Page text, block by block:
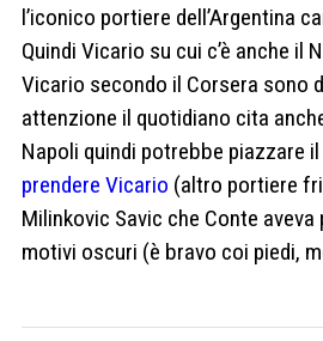
l’iconico portiere dell’Argentina
Quindi Vicario su cui c’è anche il
Vicario secondo il Corsera sono
attenzione il quotidiano cita
Napoli quindi potrebbe piazzare
prendere Vicario (altro portiere
Milinkovic Savic che Conte
motivi oscuri (è bravo coi piedi,